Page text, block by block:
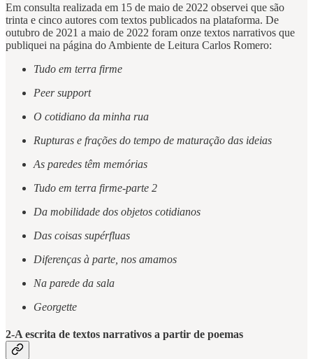
Em consulta realizada em 15 de maio de 2022 observei que são
trinta e cinco autores com textos publicados na plataforma. De
outubro de 2021 a maio de 2022 foram onze textos narrativos que
publiquei na página do Ambiente de Leitura Carlos Romero:
Tudo em terra firme
Peer support
O cotidiano da minha rua
Rupturas e frações do tempo de maturação das ideias
As paredes têm memórias
Tudo em terra firme-parte 2
Da mobilidade dos objetos cotidianos
Das coisas supérfluas
Diferenças à parte, nos amamos
Na parede da sala
Georgette
2-A escrita de textos narrativos a partir de poemas